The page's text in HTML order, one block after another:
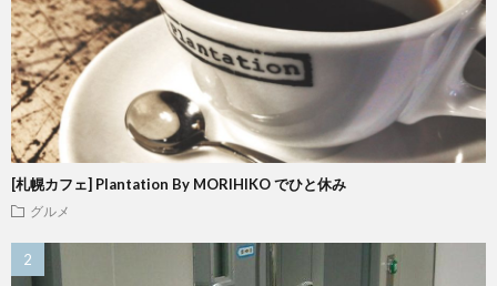
[札幌カフェ] Plantation By MORIHIKO でひと休み
グルメ